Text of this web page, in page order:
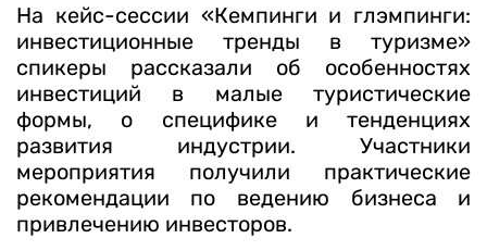
На кейс-сессии «Кемпинги и глэмпинги:
инвестиционные тренды в туризме»
спикеры рассказали об особенностях
инвестиций в малые туристические
формы, о специфике и тенденциях
развития индустрии. Участники
мероприятия получили практические
рекомендации по ведению бизнеса и
привлечению инвесторов.